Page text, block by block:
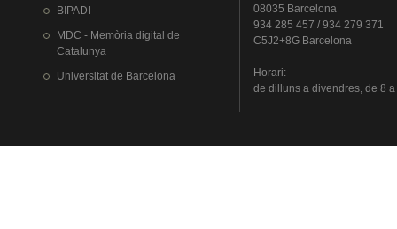
BIPADI
MDC - Memòria digital de
Catalunya
Universitat de Barcelona
08035 Barcelona
934 285 457 / 934 279 371
C5J2+8G Barcelona
Horari:
de dillunsa divendres, de 8